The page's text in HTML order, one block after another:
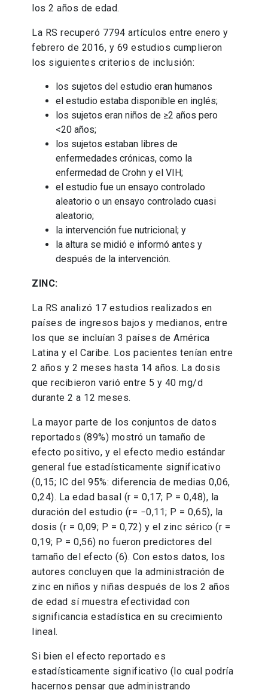
los 2 años de edad.
La RS recuperó 7794 artículos entre enero y
febrero de 2016, y 69 estudios cumplieron
los siguientes criterios de inclusión:
los sujetos del estudio eran humanos
el estudio estaba disponible en inglés;
los sujetos eran niños de ≥2 años pero
<20 años;
los sujetos estaban libres de
enfermedades crónicas, como la
enfermedad de Crohn y el VIH;
el estudio fue un ensayo controlado
aleatorio o un ensayo controlado cuasi
aleatorio;
la intervención fue nutricional; y
la altura se midió e informó antes y
después de la intervención.
ZINC:
La RS analizó 17 estudios realizados en
países de ingresos bajos y medianos, entre
los que se incluían 3 países de América
Latina y el Caribe. Los pacientes tenían entre
2 años y 2 meses hasta 14 años. La dosis
que recibieron varió entre 5 y 40 mg/d
durante 2 a 12 meses.
La mayor parte de los conjuntos de datos
reportados (89%) mostró un tamaño de
efecto positivo, y el efecto medio estándar
general fue estadísticamente significativo
(0,15; IC del 95%: diferencia de medias 0,06,
0,24). La edad basal (r = 0,17; P = 0,48), la
duración del estudio (r= −0,11; P = 0,65), la
dosis (r = 0,09; P = 0,72) y el zinc sérico (r =
0,19; P = 0,56) no fueron predictores del
tamaño del efecto (6). Con estos datos, los
autores concluyen que la administración de
zinc en niños y niñas después de los 2 años
de edad sí muestra efectividad con
significancia estadística en su crecimiento
lineal.
Si bien el efecto reportado es
estadísticamente significativo (lo cual podría
hacernos pensar que administrando